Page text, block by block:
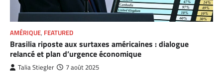
AMÉRIQUE, FEATURED
Brasilia riposte aux surtaxes américaines : dialogue
relancé et plan d’urgence économique
Talia Stiegler 7 août 2025